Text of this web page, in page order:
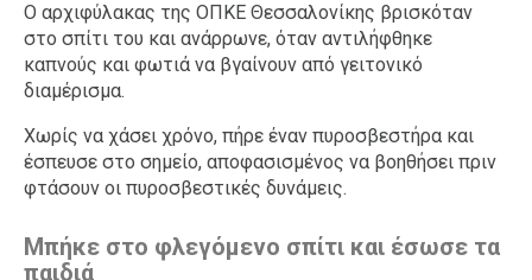
Ο αρχιφύλακας της ΟΠΚΕ Θεσσαλονίκης βρισκόταν
στο σπίτι του και ανάρρωνε, όταν αντιλήφθηκε
καπνούς και φωτιά να βγαίνουν από γειτονικό
διαμέρισμα.
Χωρίς να χάσει χρόνο, πήρε έναν πυροσβεστήρα και
έσπευσε στο σημείο, αποφασισμένος να βοηθήσει πριν
φτάσουν οι πυροσβεστικές δυνάμεις.
Μπήκε στο φλεγόμενο σπίτι και έσωσε τα
παιδιά